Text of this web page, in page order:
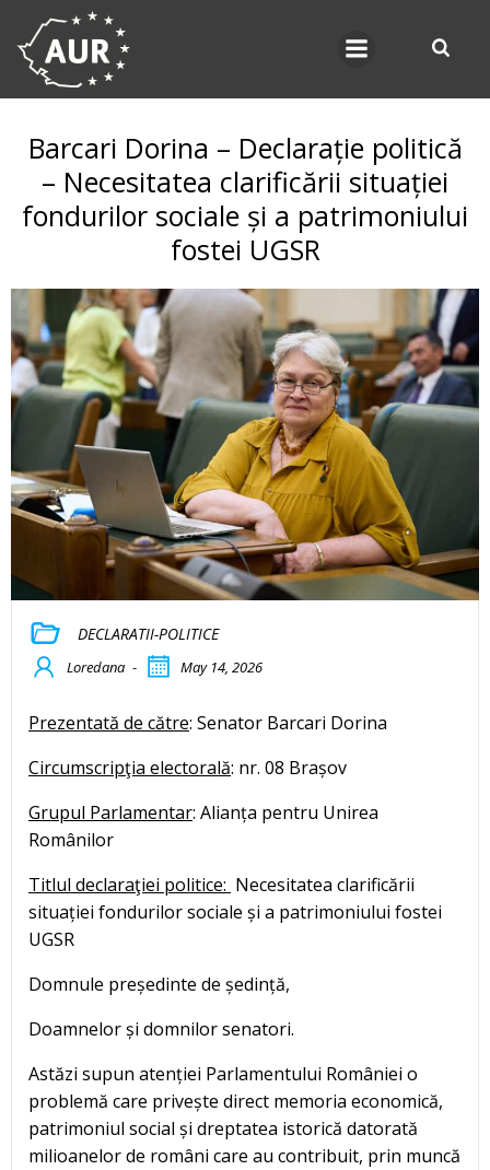
Barcari Dorina – Declarație politică
– Necesitatea clarificării situației
fondurilor sociale și a patrimoniului
fostei UGSR
DECLARATII-POLITICE
Loredana - May 14, 2026
Prezentată de către: Senator Barcari Dorina
Circumscripţia electorală: nr. 08 Brașov
Grupul Parlamentar: Alianța pentru Unirea
Românilor
Titlul declaraţiei politice: Necesitatea clarificării
situației fondurilor sociale și a patrimoniului fostei
UGSR
Domnule președinte de ședință,
Doamnelor și domnilor senatori.
Astăzi supun atenției Parlamentului României o
problemă care privește direct memoria economică,
patrimoniul social și dreptatea istorică datorată
milioanelor de români care au contribuit, prin muncă